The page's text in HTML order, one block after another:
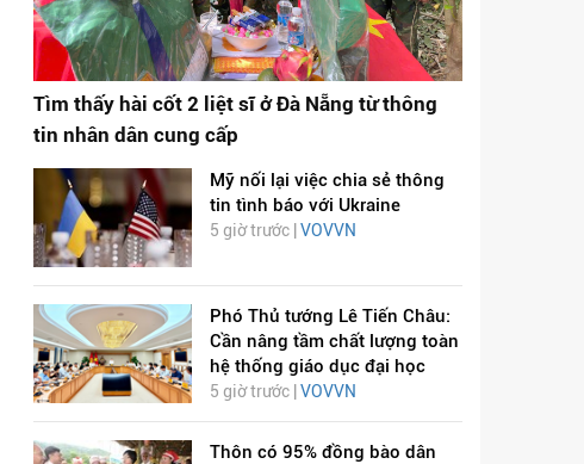
Tìm thấy hài cốt 2 liệt sĩ ở Đà Nẵng từ thông
tin nhân dân cung cấp
Mỹ nối lại việc chia sẻ thông
tin tình báo với Ukraine
5 giờ trước | VOVVN
Phó Thủ tướng Lê Tiến Châu:
Cần nâng tầm chất lượng toàn
hệ thống giáo dục đại học
5 giờ trước | VOVVN
Thôn có 95% đồng bào dân